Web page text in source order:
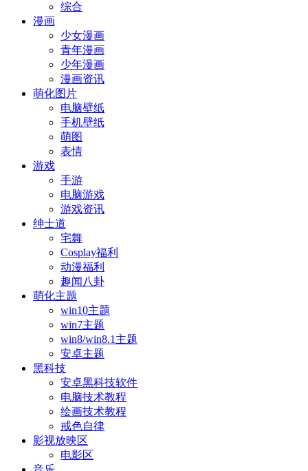
综合
漫画
少女漫画
青年漫画
少年漫画
漫画资讯
萌化图片
电脑壁纸
手机壁纸
萌图
表情
游戏
手游
电脑游戏
游戏资讯
绅士道
宅舞
Cosplay福利
动漫福利
趣闻八卦
萌化主题
win10主题
win7主题
win8/win8.1主题
安卓主题
黑科技
安卓黑科技软件
电脑技术教程
绘画技术教程
戒色自律
影视放映区
电影区